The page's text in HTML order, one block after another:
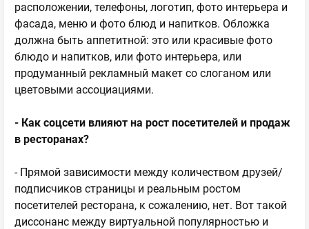
расположении, телефоны, логотип, фото интерьера и
фасада, меню и фото блюд и напитков. Обложка
должна быть аппетитной: это или красивые фото
блюдо и напитков, или фото интерьера, или
продуманный рекламный макет со слоганом или
цветовыми ассоциациями.
- Как соцсети влияют на рост посетителей и продаж
в ресторанах?
- Прямой зависимости между количеством друзей/
подписчиков страницы и реальным ростом
посетителей ресторана, к сожалению, нет. Вот такой
диссонанс между виртуальной популярностью и